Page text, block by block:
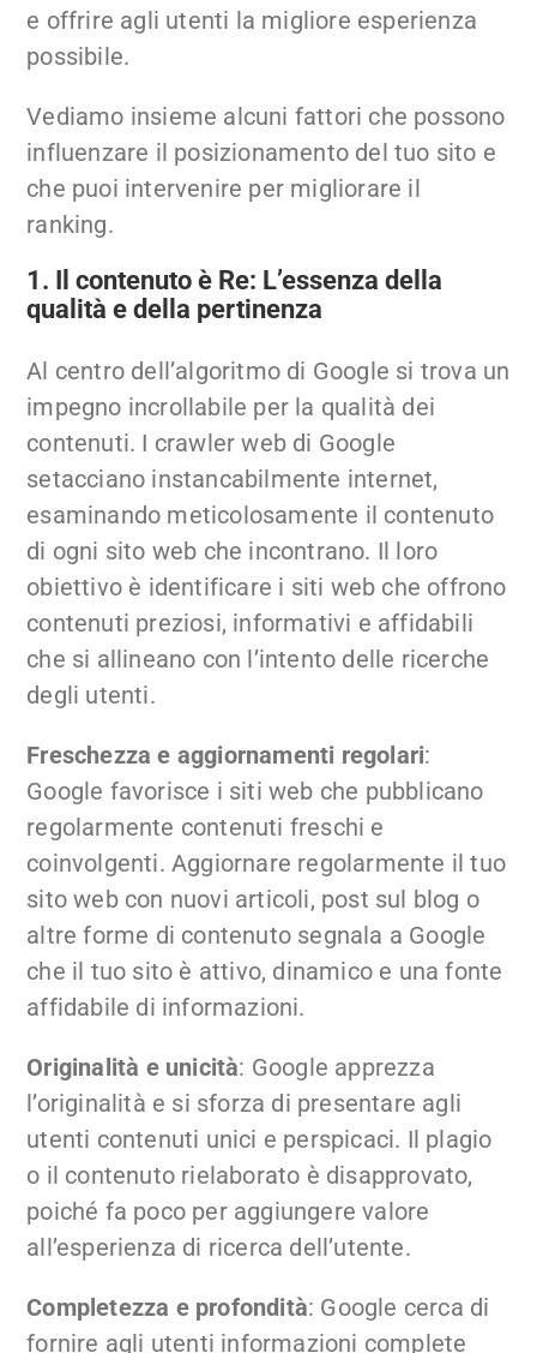
e offrire agli utenti la migliore esperienza
possibile.
Vediamo insieme alcuni fattori che possono
influenzare il posizionamento del tuo sito e
che puoi intervenire per migliorare il
ranking.
1. Il contenuto è Re: L’essenza della
qualità e della pertinenza
Al centro dell’algoritmo di Google si trova un
impegno incrollabile per la qualità dei
contenuti. I crawler web di Google
setacciano instancabilmente internet,
esaminando meticolosamente il contenuto
di ogni sito web che incontrano. Il loro
obiettivo è identificare i siti web che offrono
contenuti preziosi, informativi e affidabili
che si allineano con l’intento delle ricerche
degli utenti.
Freschezza e aggiornamenti regolari:
Google favorisce i siti web che pubblicano
regolarmente contenuti freschi e
coinvolgenti. Aggiornare regolarmente il tuo
sito web con nuovi articoli, post sul blog o
altre forme di contenuto segnala a Google
che il tuo sito è attivo, dinamico e una fonte
affidabile di informazioni.
Originalità e unicità: Google apprezza
l’originalità e si sforza di presentare agli
utenti contenuti unici e perspicaci. Il plagio
o il contenuto rielaborato è disapprovato,
poiché fa poco per aggiungere valore
all’esperienza di ricerca dell’utente.
Completezza e profondità: Google cerca di
fornire agli utenti informazioni complete